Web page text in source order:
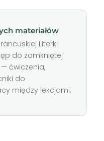
materiałów
Literki
do zamkniętej
ćwiczenia,
do
między lekcjami.